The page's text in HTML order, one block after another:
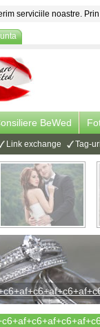
serviciile noastre.
BeWed
Link exchange Tag-